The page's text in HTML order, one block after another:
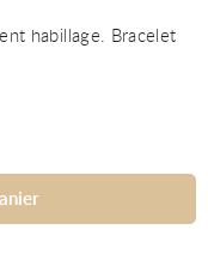
habillage. Bracelet